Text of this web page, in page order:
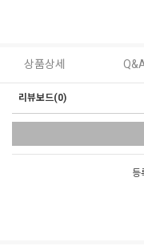
상품상세
리뷰보드(0)
등